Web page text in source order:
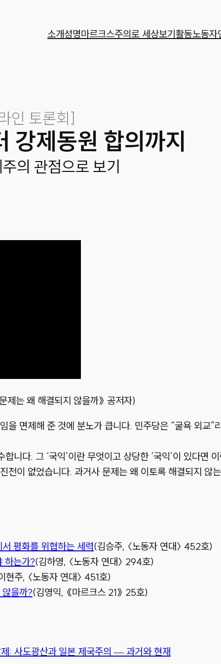
소개성명마르크스주의로 세상보기활동노동자
인 토론회]
강제동원 합의까지
의 관점으로 보기
제는 왜 해결되지 않을까》 공저자)
을 면제해 준 것에 분노가 큽니다. 민주당은 “굴욕 외교”
니다. 그 ‘국익’이란 무엇이고 상당한 ‘국익’이 있다면
전이 없었습니다. 과거사 문제는 왜 이토록 해결되지 않
평화를 위협하는 세력(김승주, 〈노동자 연대〉 452호)
하는가?(김하영, 〈노동자 연대〉 294호)
현주, 〈노동자 연대〉 451호)
을까?(김영익, 《마르크스 21》 25호)
: 사도광산과 일본 제국주의 — 과거와 현재